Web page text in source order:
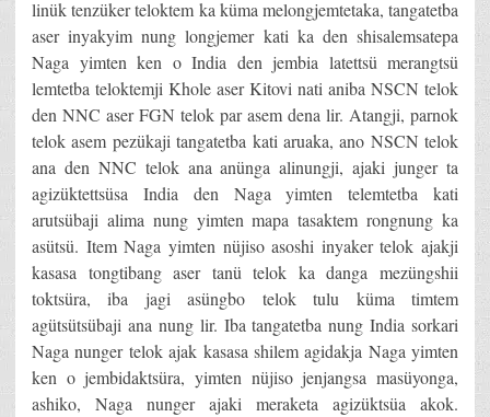
linük tenzüker teloktem ka küma melongjemtetaka, tangatetba
aser inyakyim nung longjemer kati ka den shisalemsatepa
Naga yimten ken o India den jembia latettsü merangtsü
lemtetba teloktemji Khole aser Kitovi nati aniba NSCN telok
den NNC aser FGN telok par asem dena lir. Atangji, parnok
telok asem pezükaji tangatetba kati aruaka, ano NSCN telok
ana den NNC telok ana anünga alinungji, ajaki junger ta
agizüktettsüsa India den Naga yimten telemtetba kati
arutsübaji alima nung yimten mapa tasaktem rongnung ka
asütsü. Item Naga yimten nüjiso asoshi inyaker telok ajakji
kasasa tongtibang aser tanü telok ka danga mezüngshii
toktsüra, iba jagi asüngbo telok tulu küma timtem
agütsütsübaji ana nung lir. Iba tangatetba nung India sorkari
Naga nunger telok ajak kasasa shilem agidakja Naga yimten
ken o jembidaktsüra, yimten nüjiso jenjangsa masüyonga,
ashiko, Naga nunger ajaki meraketa agizüktsüa akok.